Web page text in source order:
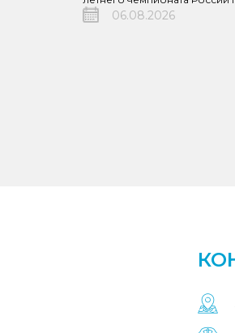
06.08.2026